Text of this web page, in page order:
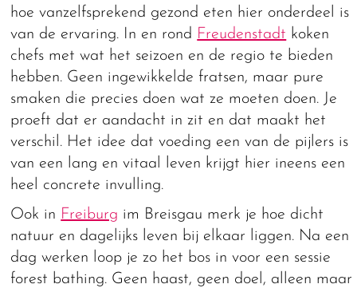
hoe vanzelfsprekend gezond eten hier onderdeel is
van de ervaring. In en rond Freudenstadt koken
chefs met wat het seizoen en de regio te bieden
hebben. Geen ingewikkelde fratsen, maar pure
smaken die precies doen wat ze moeten doen. Je
proeft dat er aandacht in zit en dat maakt het
verschil. Het idee dat voeding een van de pijlers is
van een lang en vitaal leven krijgt hier ineens een
heel concrete invulling.
Ook in Freiburg im Breisgau merk je hoe dicht
natuur en dagelijks leven bij elkaar liggen. Na een
dag werken loop je zo het bos in voor een sessie
forest bathing. Geen haast, geen doel, alleen maar